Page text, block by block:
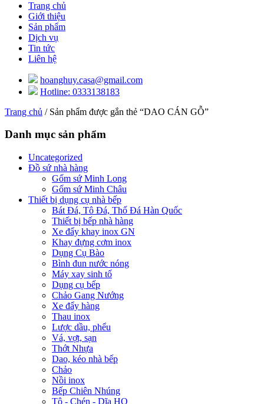
Trang chủ
Giới thiệu
Sản phẩm
Dịch vụ
Tin tức
Liên hệ
hoanghuy.casa@gmail.com
Hotline: 0333138183
Trang chủ / Sản phẩm được gắn thẻ “DAO CÁN GỖ”
Danh mục sản phẩm
Uncategorized
Đồ sứ nhà hàng
Gốm sứ Minh Long
Gốm sứ Minh Châu
Thiết bị dụng cụ nhà bếp
Bát Đá, Tô Đá, Thố Đá Hàn Quốc
Thiết bị bếp nhà hàng
Xe đẩy khay inox GN
Khay đựng cơm inox
Dụng Cụ Bào
Bình đun nước nóng
Máy xay sinh tố
Dụng cụ bếp
Chảo Gang Nướng
Xe đẩy hàng
Thau inox
Lược dầu, phểu
Vá, vợt, sạn
Thớt Nhựa
Dao, kéo nhà bếp
Chảo
Nồi inox
Bếp Chiên Nhúng
Tô - Chén - Dĩa HQ